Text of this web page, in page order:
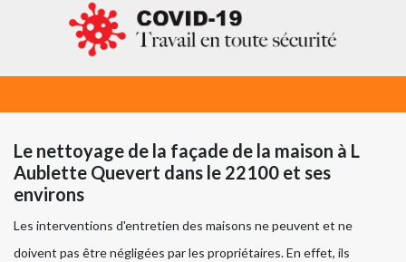
Le nettoyage de la façade de la maison à L
Aublette Quevert dans le 22100 et ses
environs
Les interventions d'entretien des maisons ne peuvent et ne
doivent pas être négligées par les propriétaires. En effet, ils